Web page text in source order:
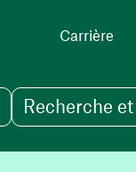
Carrière
Recherche